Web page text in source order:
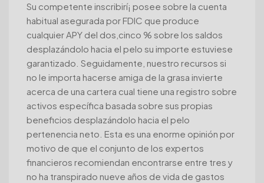
Su competente inscribirí¡ posee sobre la cuenta
habitual asegurada por FDIC que produce
cualquier APY del dos,cinco % sobre los saldos
desplazándolo hacia el pelo su importe estuviese
garantizado. Seguidamente, nuestro recursos si
no le importa hacerse amiga de la grasa invierte
acerca de una cartera cual tiene una registro sobre
activos específica basada sobre sus propias
beneficios desplazándolo hacia el pelo
pertenencia neto. Esta es una enorme opinión por
motivo de que el conjunto de los expertos
financieros recomiendan encontrarse entre tres y
no ha transpirado nueve años de vida de gastos